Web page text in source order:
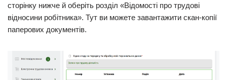
сторінку нижче й оберіть розділ «Відомості про трудові
відносини робітника». Тут ви можете завантажити скан-копії
паперових документів.